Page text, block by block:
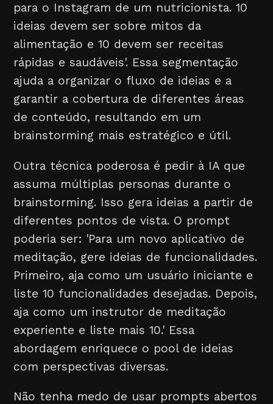
para o Instagram de um nutricionista. 10
ideias devem ser sobre mitos da
alimentação e 10 devem ser receitas
rápidas e saudáveis'. Essa segmentação
ajuda a organizar o fluxo de ideias e a
garantir a cobertura de diferentes áreas
de conteúdo, resultando em um
brainstorming mais estratégico e útil.
Outra técnica poderosa é pedir à IA que
assuma múltiplas personas durante o
brainstorming. Isso gera ideias a partir de
diferentes pontos de vista. O prompt
poderia ser: 'Para um novo aplicativo de
meditação, gere ideias de funcionalidades.
Primeiro, aja como um usuário iniciante e
liste 10 funcionalidades desejadas. Depois,
aja como um instrutor de meditação
experiente e liste mais 10.' Essa
abordagem enriquece o pool de ideias
com perspectivas diversas.
Não tenha medo de usar prompts abertos